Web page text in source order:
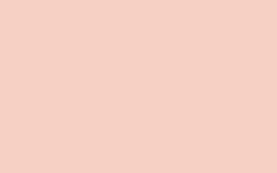
ich privat Insolvens?
erstmal grundsätzlich
droht mir hier gerade